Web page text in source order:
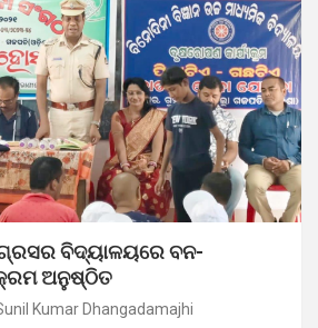
ବିଦ୍ୟାଳୟରେ ବନ-
ଅନୁଷ୍ଠିତ
Kumar Dhangadamajhi